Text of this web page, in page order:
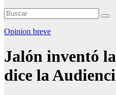
Opinion breve
Jalón inventó
dice la